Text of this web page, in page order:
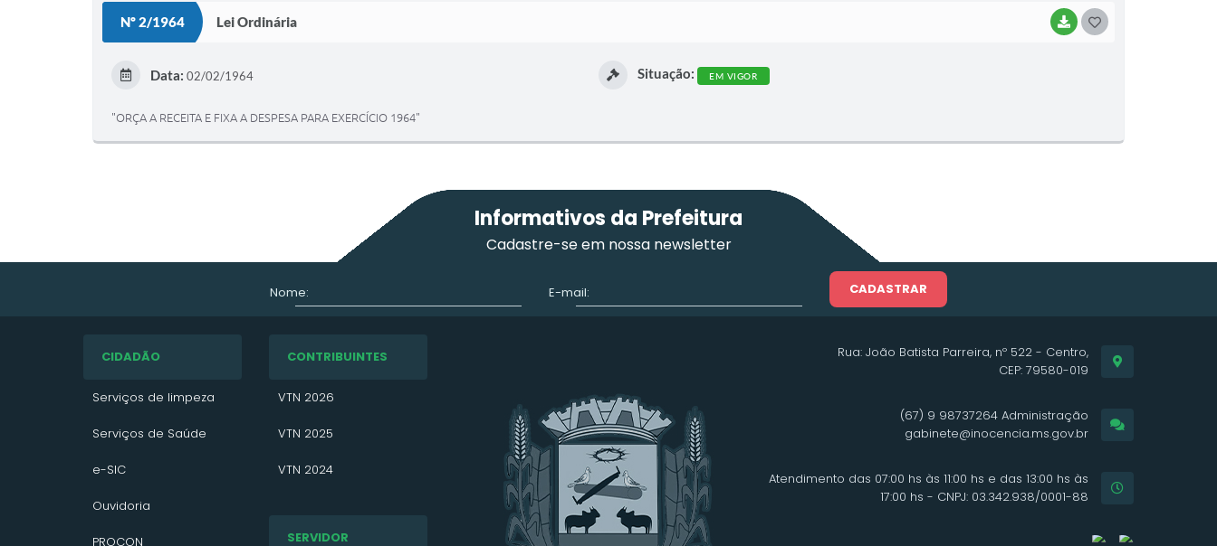
Nº 2/1964 Lei Ordinária BAIXAR
Data: 02/02/1964 Situação: EM VIGOR
"ORÇA A RECEITA E FIXA A DESPESA PARA EXERCÍCIO 1964"
Informativos da Prefeitura
Cadastre-se em nossa newsletter
Nome: E-mail: CADASTRAR
CIDADÃO
Serviços de limpeza
Serviços de Saúde
e-SIC
Ouvidoria
PROCON
CONTRIBUINTES
VTN 2026
VTN 2025
VTN 2024
VTN
SERVIDOR
Rua: João Batista Parreira, nº 522 - Centro,
CEP: 79580-019
(67) 9 98737264 Administração
gabinete@inocencia.ms.gov.br
Atendimento das 07:00 hs às 11:00 hs e das 13:00 hs às
17:00 hs - CNPJ: 03.342.938/0001-88